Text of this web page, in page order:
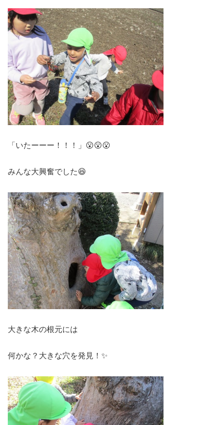
「いたーーー！！！」😮😮😮
みんな大興奮でした😆
大きな木の根元には
何かな？大きな穴を発見！✨